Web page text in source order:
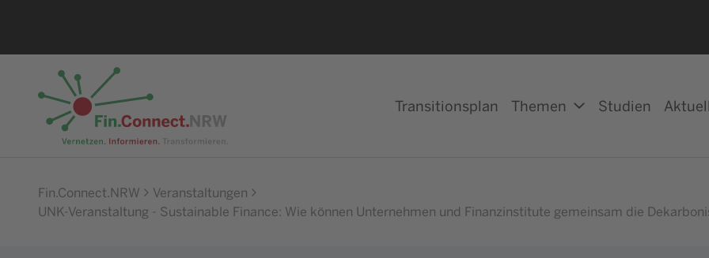
Transitionsplan Themen Studien
Fin.Connect.NRW
Veranstaltungen
UNK-Veranstaltung - Sustainable Finance: Wie können Unternehmen und Finanzinstitute gemeinsam die